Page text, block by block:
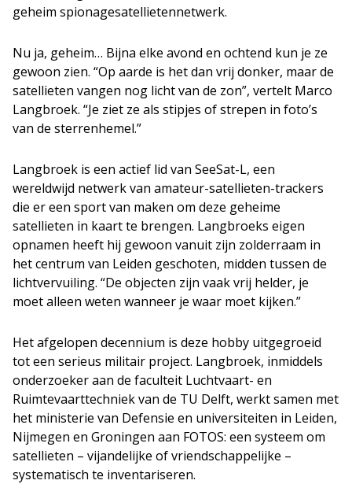
geheim spionagesatellietennetwerk.
Nu ja, geheim… Bijna elke avond en ochtend kun je ze
gewoon zien. “Op aarde is het dan vrij donker, maar de
satellieten vangen nog licht van de zon”, vertelt Marco
Langbroek. “Je ziet ze als stipjes of strepen in foto’s
van de sterrenhemel.”
Langbroek is een actief lid van SeeSat-L, een
wereldwijd netwerk van amateur-satellieten-trackers
die er een sport van maken om deze geheime
satellieten in kaart te brengen. Langbroeks eigen
opnamen heeft hij gewoon vanuit zijn zolderraam in
het centrum van Leiden geschoten, midden tussen de
lichtvervuiling. “De objecten zijn vaak vrij helder, je
moet alleen weten wanneer je waar moet kijken.”
Het afgelopen decennium is deze hobby uitgegroeid
tot een serieus militair project. Langbroek, inmiddels
onderzoeker aan de faculteit Luchtvaart- en
Ruimtevaarttechniek van de TU Delft, werkt samen met
het ministerie van Defensie en universiteiten in Leiden,
Nijmegen en Groningen aan FOTOS: een systeem om
satellieten – vijandelijke of vriendschappelijke –
systematisch te inventariseren.